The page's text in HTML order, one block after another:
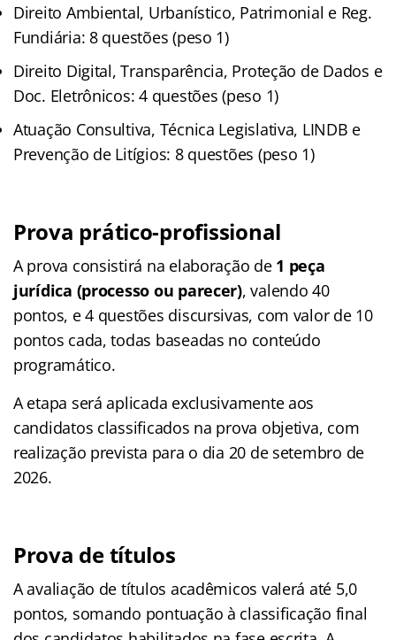
Direito Ambiental, Urbanístico, Patrimonial e Reg.
Fundiária: 8 questões (peso 1)
Direito Digital, Transparência, Proteção de Dados e
Doc. Eletrônicos: 4 questões (peso 1)
Atuação Consultiva, Técnica Legislativa, LINDB e
Prevenção de Litígios: 8 questões (peso 1)
Prova prático-profissional
A prova consistirá na elaboração de 1 peça
jurídica (processo ou parecer), valendo 40
pontos, e 4 questões discursivas, com valor de 10
pontos cada, todas baseadas no conteúdo
programático.
A etapa será aplicada exclusivamente aos
candidatos classificados na prova objetiva, com
realização prevista para o dia 20 de setembro de
2026.
Prova de títulos
A avaliação de títulos acadêmicos valerá até 5,0
pontos, somando pontuação à classificação final